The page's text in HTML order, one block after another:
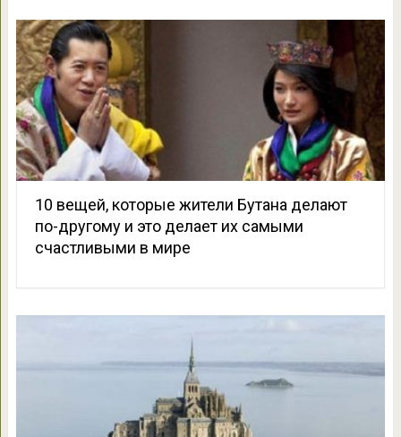
10 вещей, которые жители Бутана делают
по-другому и это делает их самыми
счастливыми в мире